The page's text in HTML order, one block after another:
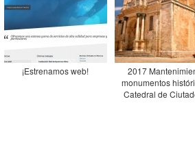
¡Estrenamos web!
2017
monumentos
Catedral de